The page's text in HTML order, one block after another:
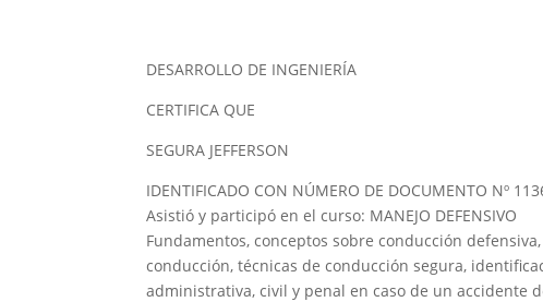
DESARROLLO DE INGENIERÍA
CERTIFICA QUE
SEGURA JEFFERSON
IDENTIFICADO CON NÚMERO DE DOCUMENTO Nº
Asistió y participó en el curso: MANEJO DEFENSIVO
Fundamentos, conceptos sobre conducción
conducción, técnicas de conducción segura,
administrativa, civil y penal en caso de un accidente